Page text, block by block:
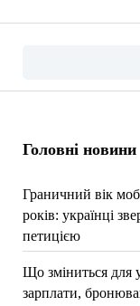
Головні новини
Граничний вік
років: українці
петицією
Що зміниться для
зарплати,